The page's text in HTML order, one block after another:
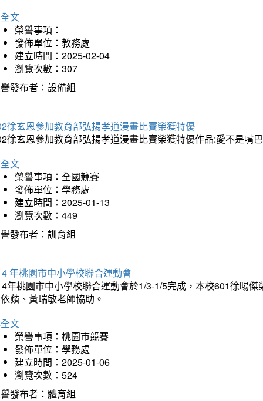
文
榮譽事項：
發佈單位：教務處
建立時間：2025-02-04
瀏覽次數：307
發布者：設備組
徐玄恩參加教育部弘揚孝道漫畫比賽榮獲特優
徐玄恩參加教育部弘揚孝道漫畫比賽榮獲特優作品:愛不是嘴
文
榮譽事項：全國競賽
發佈單位：學務處
建立時間：2025-01-13
瀏覽次數：449
發布者：訓育組
年桃園市中小學校聯合運動會
年桃園市中小學校聯合運動會於1/3-1/5完成，本校601徐晹
蘋、黃瑞敏老師協助。
文
榮譽事項：桃園市競賽
發佈單位：學務處
建立時間：2025-01-06
瀏覽次數：524
發布者：體育組